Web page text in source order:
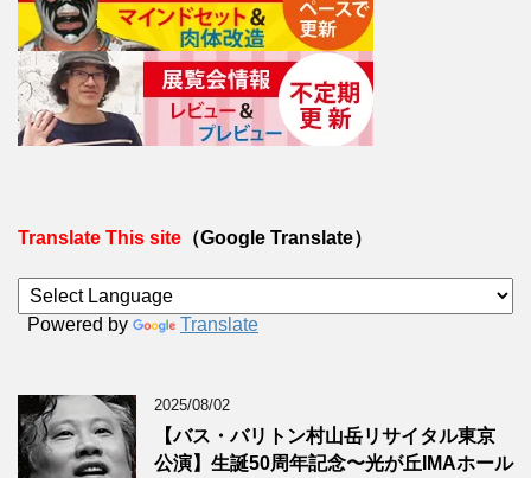
Translate This site （Google Translate）
Powered by Translate
2025/08/02
【バス・バリトン村山岳リサイタル東京
公演】生誕50周年記念〜光が丘IMAホール